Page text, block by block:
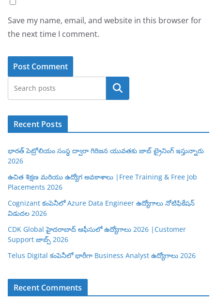
Save my name, email, and website in this browser for
the next time I comment.
Search
Recent Posts
భారత్ పెట్రోలియం సంస్థ ద్వారా గిరిజన యువతకు జాబ్ ట్రైనింగ్ ఇస్తున్నారు
2026
ఉచిత శిక్షణ మరియు ఉద్యోగ అవకాశాలు |Free Training & Free Job
Placements 2026
Cognizant కంపెనీలో Azure Data Engineer ఉద్యోగాలు నోటిఫికేషన్
విడుదల 2026
CDK Global హైదరాబాద్ ఆఫీసులో ఉద్యోగాలు 2026 |Customer
Support జాబ్స్ 2026
Telus Digital కంపెనీలో భారీగా Business Analyst ఉద్యోగాలు 2026
Recent Comments